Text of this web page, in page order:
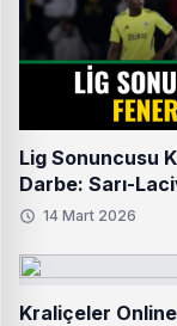
Lig Sonuncusu
Darbe: Sarı-
14 Mart 2026
Kraliçeler